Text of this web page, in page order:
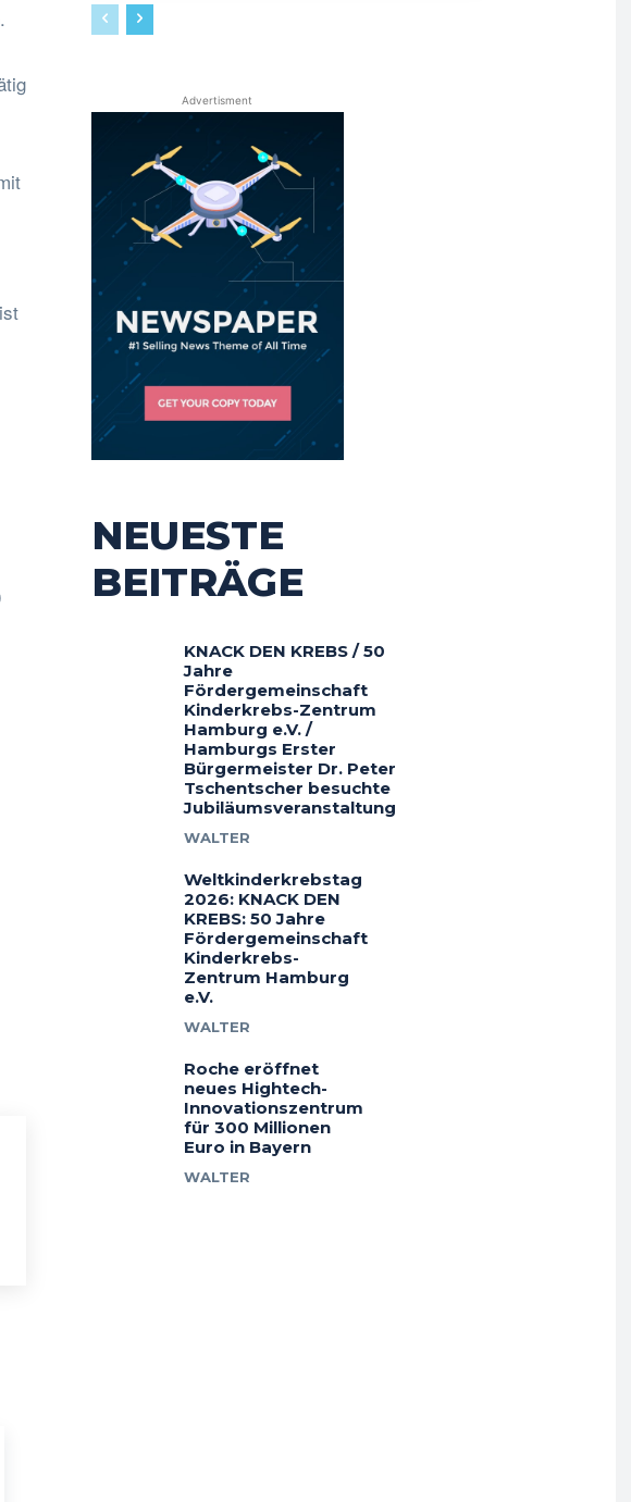
Advertisment
NEUESTE
BEITRÄGE
KNACK DEN KREBS / 50
Jahre
Fördergemeinschaft
Kinderkrebs-Zentrum
Hamburg e.V. /
Hamburgs Erster
Bürgermeister Dr. Peter
Tschentscher besuchte
Jubiläumsveranstaltung
WALTER
Weltkinderkrebstag
2026: KNACK DEN
KREBS: 50 Jahre
Fördergemeinschaft
Kinderkrebs-
Zentrum Hamburg
e.V.
WALTER
Roche eröffnet
neues Hightech-
Innovationszentrum
für 300 Millionen
Euro in Bayern
WALTER